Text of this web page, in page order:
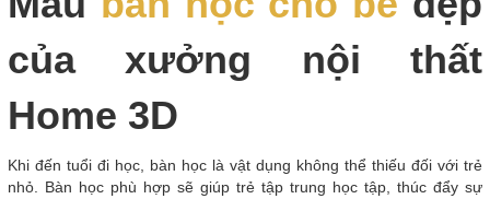
của xưởng nội thất
Home 3D
Khi đến tuổi đi học, bàn học là vật dụng không thể thiếu đối với trẻ
nhỏ. Bàn học phù hợp sẽ giúp trẻ tập trung học tập, thúc đẩy sự